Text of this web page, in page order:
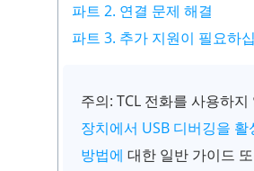
파트 2. 연결 문제 해결
파트 3. 추가 지원이 필요하
주의: TCL 전화를 사용하지
장치에서 USB 디버깅을 활
방법에 대한 일반 가이드